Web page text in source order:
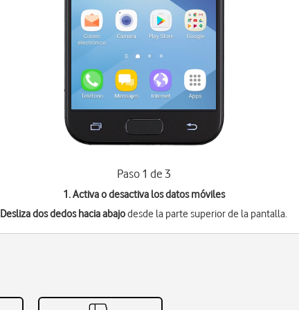
Paso 1 de 3
1. Activa o desactiva los datos móviles
Desliza dos dedos hacia abajodesde la parte superior de la pantalla.